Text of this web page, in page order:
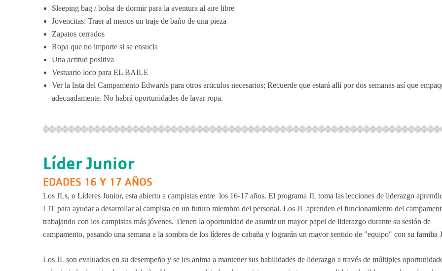
Sleeping bag / bolsa de dormir para la aventura al aire libre
Jovencitas: Traer al menos un traje de baño de una pieza
Zapatos cerrados
Ropa que no importe si se ensucia
Una actitud positiva
Vestuario loco para EL BAILE
Ver la lista del Campamento Edwards para otros articulos necesarios; Recuerde que estará allí por dos semanas así que
adecuadamente. No habrá oportunidades de lavar ropa.
Líder Junior
EDADES 16 Y 17 AÑOS
Los JLs, o Líderes Junior, esta abierto a campistas entre los 16-17 años. El programa JL toma las lecciones de liderazgo
LIT para ayudar a desarrollar al campista en un futuro miembro del personal. Los JL aprenden el funcionamiento del
trabajando con los campistas más jóvenes. Tienen la oportunidad de asumir un mayor papel de liderazgo durante su sesión de
campamento, pasando una semana a la sombra de los líderes de cabaña y lograrán un mayor sentido de "equipo" con su familia
Los JL son evaluados en su desempeño y se les anima a mantener sus habilidades de liderazgo a través de múltiples